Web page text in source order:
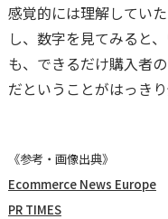
感覚的には理解してい
し、数字を見てみると
も、できるだけ購入者
だということがはっきり
《参考・画像出典》
Ecommerce News Europe
PR TIMES